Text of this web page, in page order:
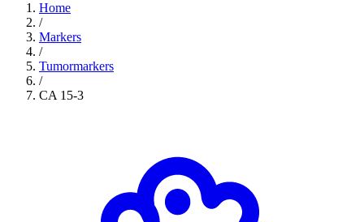
Home
/
Markers
/
Tumormarkers
/
CA 15-3